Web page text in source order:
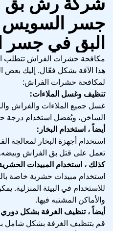
جسر السويس
البق في
مكافحة حشرات الفراش تتطلب
هذا الآفة بشكل فعّال. إليك بعض
لمكافحة حشرات الفراش:
تنظيف وغسل الملاءات:
غسل جميع الملاءات والفراش
الساخن، ويُفضل استخدام درجة حرارة لا
أيضاً ، استخدام البخار:
استخدام أجهزة البخار لمعالجة
تعمل على قتل بق الفراش وبيضه.
كذلك ، استخدام المبيدات
استخدام مبيدات حشرية خاصة
للاستخدام في البيئة المنزلية.
والأماكن المشتبه فيها.
أيضاً ، تنظيف الغرفة بشكل
قم بتنظيف الغرفة بشكل شامل